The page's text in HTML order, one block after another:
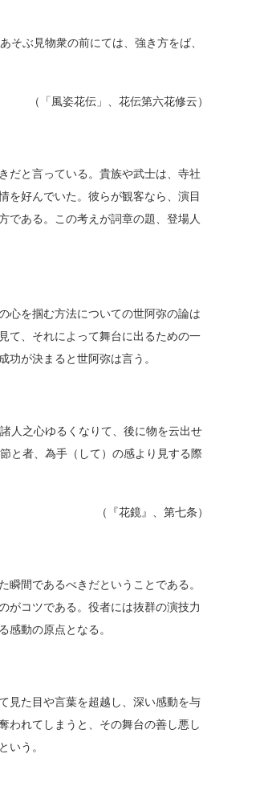
ぶ見物衆の前にては、強き方をば、
（「風姿花伝」、花伝第六花修云）
だと言っている。貴族や武士は、寺社
を好んでいた。彼らが観客なら、演目
である。この考えが詞章の題、登場人
心を掴む方法についての世阿弥の論は
て、それによって舞台に出るための一
が決まると世阿弥は言う。
人之心ゆるくなりて、後に物を云出せ
と者、為手（して）の感より見する際
（『花鏡』、第七条）
間であるべきだということである。
がコツである。役者には抜群の演技力
動の原点となる。
見た目や言葉を超越し、深い感動を与
われてしまうと、その舞台の善し悪し
う。